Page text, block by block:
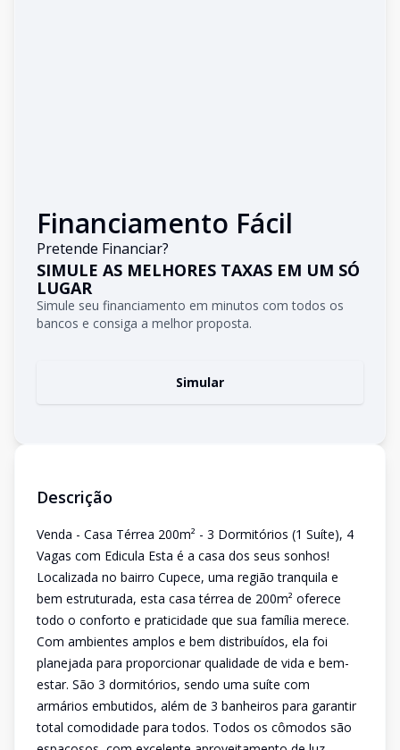
Financiamento Fácil
Pretende Financiar?
SIMULE AS MELHORES TAXAS EM UM SÓ
LUGAR
Simule seu financiamento em minutos com todos os
bancos e consiga a melhor proposta.
Simular
Descrição
Venda - Casa Térrea 200m² - 3 Dormitórios (1 Suíte), 4
Vagas com Edicula Esta é a casa dos seus sonhos!
Localizada no bairro Cupece, uma região tranquila e
bem estruturada, esta casa térrea de 200m² oferece
todo o conforto e praticidade que sua família merece.
Com ambientes amplos e bem distribuídos, ela foi
planejada para proporcionar qualidade de vida e bem-
estar. São 3 dormitórios, sendo uma suíte com
armários embutidos, além de 3 banheiros para garantir
total comodidade para todos. Todos os cômodos são